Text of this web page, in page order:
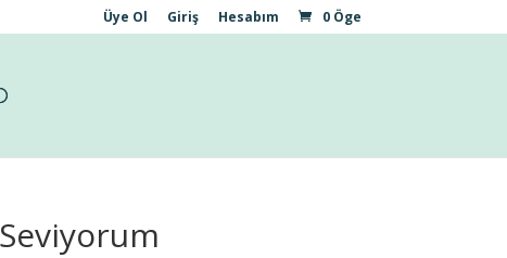
Üye Ol Giriş Hesabım 0 Öge